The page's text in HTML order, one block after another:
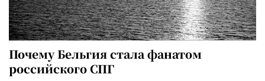
Почему Бельгия стала фанатом
российского СПГ